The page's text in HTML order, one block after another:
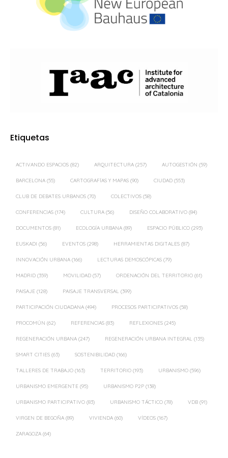
Etiquetas
ACTIVANDO ESPACIOS (82) ARQUITECTURA (257) AUTOGESTIÓN (59)
BARCELONA (55) CARTOGRAFÍAS Y MAPAS (90) CIUDAD (553)
CLUB DE DEBATES URBANOS (70) COLECTIVOS (58)
CONFERENCIAS (174) CULTURA (56) DISEÑO COLABORATIVO (84)
DOCUMENTOS (81) ECOLOGÍA URBANA (89) ESPACIO PÚBLICO (293)
EUSKADI (56) EVENTOS (298) HERRAMIENTAS DIGITALES (87)
INNOVACIÓN URBANA (166) LECTURAS DEMOSCÓPICAS (79)
MADRID (359) MOVILIDAD (57) ORDENACIÓN DEL TERRITORIO (61)
PAISAJE (128) PAISAJE TRANSVERSAL (399)
PARTICIPACIÓN CIUDADANA (494) PROCESOS PARTICIPATIVOS (58)
PROCOMÚN (62) REFERENCIAS (83) REFLEXIONES (245)
REGENERACIÓN URBANA (247) REGENERACIÓN URBANA INTEGRAL (135)
SMART CITIES (63) SOSTENIBILIDAD (166)
TALLERES DE TRABAJO (163) TERRITORIO (193) URBANISMO (596)
URBANISMO EMERGENTE (95) URBANISMO P2P (138)
URBANISMO PARTICIPATIVO (83) URBANISMO TÁCTICO (78) VDB (91)
VIRGEN DE BEGOÑA (89) VIVIENDA (60) VÍDEOS (167)
ZARAGOZA (64)